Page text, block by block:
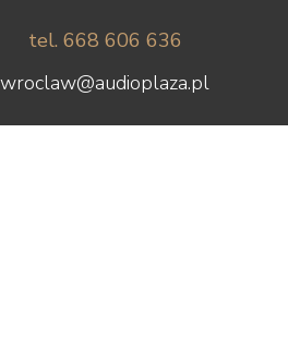
tel. 668 606 636
wroclaw@audioplaza.pl